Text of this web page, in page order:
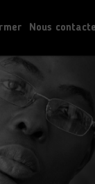
Nous